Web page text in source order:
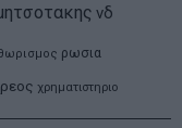
νδ
ρωσια
χρηματιστηριο